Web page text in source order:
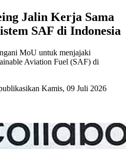
Jalin Kerja Sama
SAF di Indonesia
MoU untuk menjajaki
Aviation Fuel (SAF) di
Kamis, 09 Juli 2026